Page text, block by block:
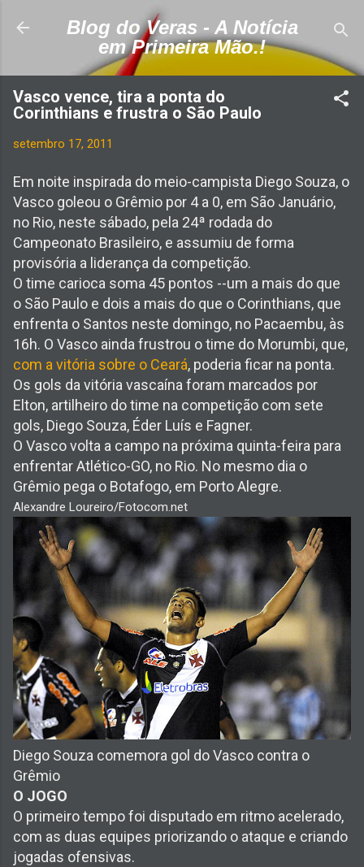
Pular para o conteúdo principal
Blog do Veras - A Notícia
em Primeira Mão.!
Vasco vence, tira a ponta do
Corinthians e frustra o São Paulo
setembro 17, 2011
Em noite inspirada do meio-campista Diego Souza, o
Vasco goleou o Grêmio por 4 a 0, em São Januário,
no Rio, neste sábado, pela 24ª rodada do
Campeonato Brasileiro, e assumiu de forma
provisória a liderança da competição.
O time carioca soma 45 pontos --um a mais do que
o São Paulo e dois a mais do que o Corinthians, que
enfrenta o Santos neste domingo, no Pacaembu, às
16h. O Vasco ainda frustrou o time do Morumbi, que,
com a vitória sobre o Ceará, poderia ficar na ponta.
Os gols da vitória vascaína foram marcados por
Elton, artilheiro do time na competição com sete
gols, Diego Souza, Éder Luís e Fagner.
O Vasco volta a campo na próxima quinta-feira para
enfrentar Atlético-GO, no Rio. No mesmo dia o
Grêmio pega o Botafogo, em Porto Alegre.
Alexandre Loureiro/Fotocom.net
Diego Souza comemora gol do Vasco contra o
Grêmio
O JOGO
O primeiro tempo foi disputado em ritmo acelerado,
com as duas equipes priorizando o ataque e criando
jogadas ofensivas.